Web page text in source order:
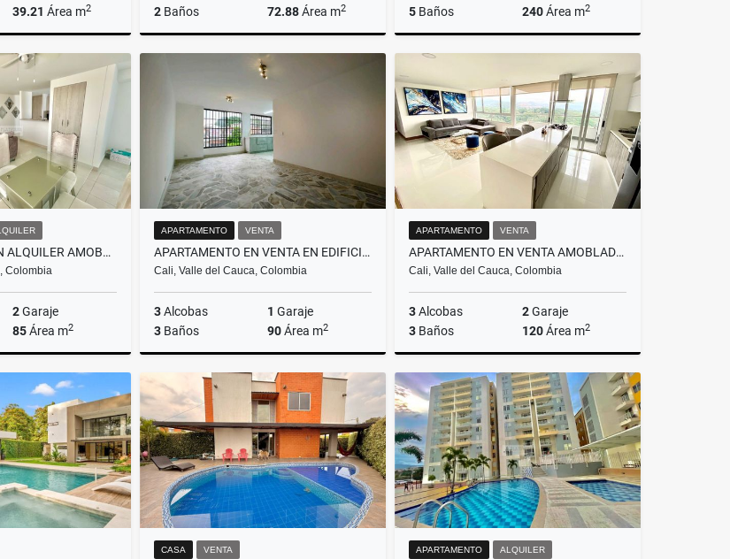
39.21 Área m2
Alquiler
$1.950.000
2 Baños 72.88Área m2
Venta Alquiler
5 Baños 240Área m2
Venta
$835.000.000
Alquiler
$4.500.000
APARTAMENTO EN ALQUILER AMOBLADO EN VALLE DEL LILI
Colombia
2Garaje
85Área m2
Alquiler
$4.000.000
APARTAMENTO VENTA
APARTAMENTO EN VENTA EN EDIFICIO EN VIPASA, NORTE DE CALI.
Cali, Valle del Cauca, Colombia
3Alcobas 1 Garaje
3 Baños 90Área m2
Venta
$330.000.000
APARTAMENTO VENTA
APARTAMENTO EN VENTA AMOBLADO, CIUDAD JARDÍN CALI
Cali, Valle del Cauca, Colombia
3Alcobas 2Garaje
3 Baños 120Área m2
Venta
$850.000.000
CASA VENTA APARTAMENTO ALQUILER